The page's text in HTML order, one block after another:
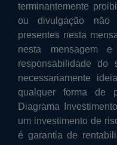
terminantemente
ou divulgação não
presentes nesta
nesta mensagem
responsabilidade do
necessariamente
qualquer forma de
Diagrama
um investimento de
é garantia de